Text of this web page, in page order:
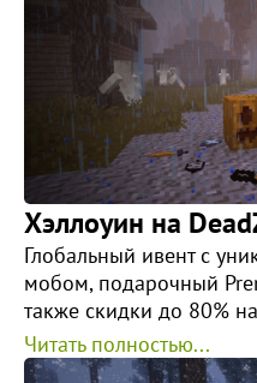
Хэллоуин на
Глобальный ивент с
мобом, подарочный
также скидки до 80%
Читать полностью...